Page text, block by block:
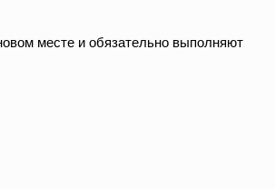
месте и обязательно выполняют